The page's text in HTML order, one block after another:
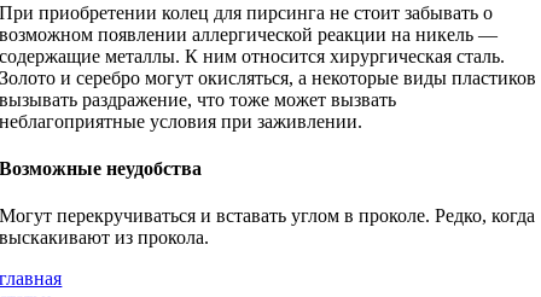
При приобретении колец для пирсинга не стоит забывать о
возможном появлении аллергической реакции на никель —
содержащие металлы. К ним относится хирургическая сталь.
Золото и серебро могут окисляться, а некоторые виды пластиков
вызывать раздражение, что тоже может вызвать
неблагоприятные условия при заживлении.
Возможные неудобства
Могут перекручиваться и вставать углом в проколе. Редко, когда
выскакивают из прокола.
главная